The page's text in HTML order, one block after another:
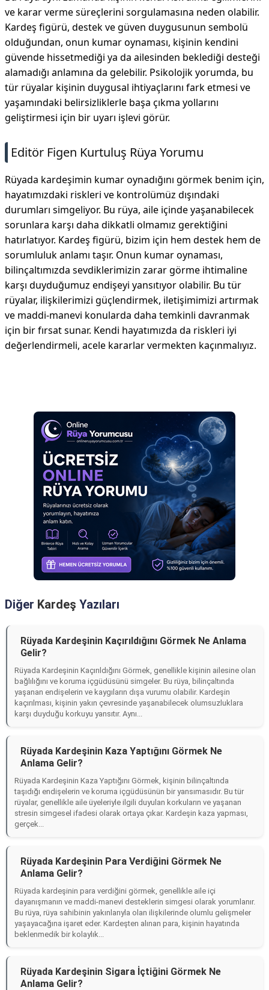
ve karar verme süreçlerini sorgulamasına neden olabilir.
Kardeş figürü, destek ve güven duygusunun sembolü
olduğundan, onun kumar oynaması, kişinin kendini
güvende hissetmediği ya da ailesinden beklediği desteği
alamadığı anlamına da gelebilir. Psikolojik yorumda, bu
tür rüyalar kişinin duygusal ihtiyaçlarını fark etmesi ve
yaşamındaki belirsizliklerle başa çıkma yollarını
geliştirmesi için bir uyarı işlevi görür.
Editör Figen Kurtuluş Rüya Yorumu
Rüyada kardeşimin kumar oynadığını görmek benim için,
hayatımızdaki riskleri ve kontrolümüz dışındaki
durumları simgeliyor. Bu rüya, aile içinde yaşanabilecek
sorunlara karşı daha dikkatli olmamız gerektiğini
hatırlatıyor. Kardeş figürü, bizim için hem destek hem de
sorumluluk anlamı taşır. Onun kumar oynaması,
bilinçaltımızda sevdiklerimizin zarar görme ihtimaline
karşı duyduğumuz endişeyi yansıtıyor olabilir. Bu tür
rüyalar, ilişkilerimizi güçlendirmek, iletişimimizi artırmak
ve maddi-manevi konularda daha temkinli davranmak
için bir fırsat sunar. Kendi hayatımızda da riskleri iyi
değerlendirmeli, acele kararlar vermekten kaçınmalıyız.
Diğer Kardeş Yazıları
Rüyada Kardeşinin Kaçırıldığını Görmek Ne Anlama
Gelir?
Rüyada Kardeşinin Kaçırıldığını Görmek, genellikle kişinin ailesine olan
bağlılığını ve koruma içgüdüsünü simgeler. Bu rüya, bilinçaltında
yaşanan endişelerin ve kaygıların dışa vurumu olabilir. Kardeşin
kaçırılması, kişinin yakın çevresinde yaşanabilecek olumsuzluklara
karşı duyduğu korkuyu yansıtır. Aynı...
Rüyada Kardeşinin Kaza Yaptığını Görmek Ne
Anlama Gelir?
Rüyada Kardeşinin Kaza Yaptığını Görmek, kişinin bilinçaltında
taşıdığı endişelerin ve koruma içgüdüsünün bir yansımasıdır. Bu tür
rüyalar, genellikle aile üyeleriyle ilgili duyulan korkuların ve yaşanan
stresin simgesel ifadesi olarak ortaya çıkar. Kardeşin kaza yapması,
gerçek...
Rüyada Kardeşinin Para Verdiğini Görmek Ne
Anlama Gelir?
Rüyada kardeşinin para verdiğini görmek, genellikle aile içi
dayanışmanın ve maddi-manevi desteklerin simgesi olarak yorumlanır.
Bu rüya, rüya sahibinin yakınlarıyla olan ilişkilerinde olumlu gelişmeler
yaşayacağına işaret eder. Kardeşten alınan para, kişinin hayatında
beklenmedik bir kolaylık...
Rüyada Kardeşinin Sigara İçtiğini Görmek Ne
Anlama Gelir?